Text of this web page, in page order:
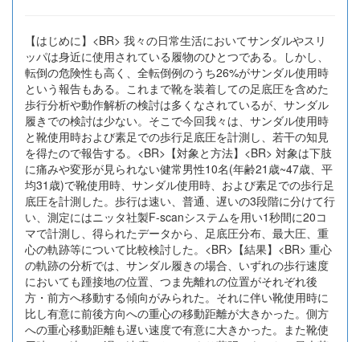
【はじめに】<BR> 我々の日常生活においてサンダルやスリ
ッパは身近に使用されている履物のひとつである。しかし、
転倒の危険性も高く、全転倒例のうち26%がサンダル使用時
という報告もある。これまで靴を装着しての足底圧を含めた
歩行分析や動作解析の検討は多くなされているが、サンダル
履きでの検討は少ない。そこで今回我々は、サンダル使用時
と靴使用時および素足での歩行足底圧を計測し、若干の知見
を得たので報告する。<BR>【対象と方法】<BR> 対象は下肢
に痛みや変形が見られない健常男性10名(年齢21歳~47歳、平
均31歳)で靴使用時、サンダル使用時、および素足での歩行足
底圧を計測した。歩行は速い、普通、遅いの3段階に分けて行
い、測定にはニッタ社製F-scanシステムを用い1秒間に20コ
マで計測し、得られたデータから、足底圧分布、最大圧、重
心の軌跡等について比較検討した。<BR>【結果】<BR> 重心
の軌跡の分析では、サンダル履きの場合、いずれの歩行速度
においても踵接地の位置、つま先離れの位置がそれぞれ後
方・前方へ移動する傾向がみられた。それに伴い靴使用時に
比し有意に前後方向への重心の移動距離が大きかった。側方
への重心移動距離も遅い速度で有意に大きかった。また靴使